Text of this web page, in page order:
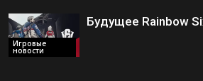
Игровые
новости
Будущее Rainbow